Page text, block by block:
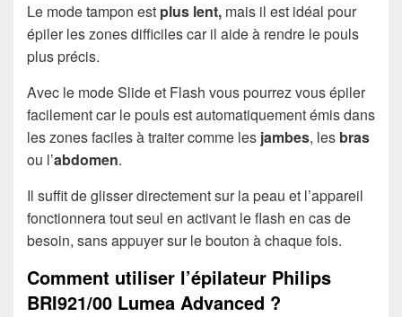
Le mode tampon est plus lent, mais il est idéal pour
épiler les zones difficiles car il aide à rendre le pouls
plus précis.
Avec le mode Slide et Flash vous pourrez vous épiler
facilement car le pouls est automatiquement émis dans
les zones faciles à traiter comme les jambes, les bras
ou l’abdomen.
Il suffit de glisser directement sur la peau et l’appareil
fonctionnera tout seul en activant le flash en cas de
besoin, sans appuyer sur le bouton à chaque fois.
Comment utiliser l’épilateur Philips
BRI921/00 Lumea Advanced ?